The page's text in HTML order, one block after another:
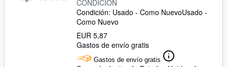
CONDICIÓN
Condición: Usado - Como NuevoUsado -
Como Nuevo
EUR 5,87
Gastos de envío gratis
Gastos de envío gratis